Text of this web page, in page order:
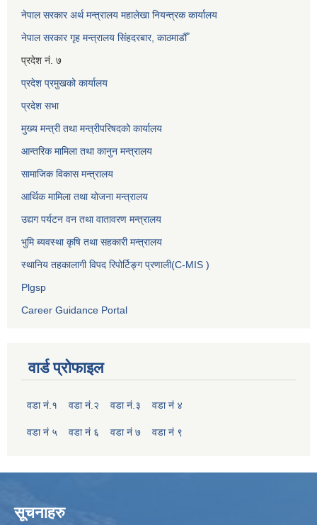
नेपाल सरकार अर्थ मन्त्रालय महालेखा नियन्त्रक कार्यालय
नेपाल सरकार गृह मन्त्रालय सिंहदरबार, काठमाडौँ
प्रदेश नं. ७
प्रदेश प्रमुखको कार्यालय
प्रदेश सभा
मुख्य मन्त्री तथा मन्त्रीपरिषदको कार्यालय
आन्तरिक मामिला तथा कानुन मन्त्रालय
सामाजिक विकास मन्त्रालय
आर्थिक मामिला तथा योजना मन्त्रालय
उद्यग पर्यटन वन तथा वातावरण मन्त्रालय
भुमि ब्यवस्था कृषि तथा सहकारी मन्त्रालय
स्थानिय तहकालागी विपद रिपोर्टिङ्ग प्रणाली(C-MIS )
Plgsp
Career Guidance Portal
वार्ड प्रोफाइल
वडा नं.१ वडा नं.२ वडा नं.३ वडा नं ४
वडा नं ५ वडा नं ६ वडा नं ७ वडा नं ९
सूचनाहरु